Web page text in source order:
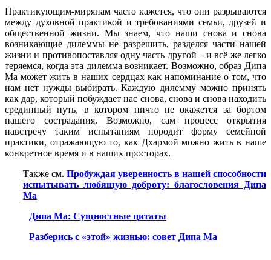
Практикующим-мирянам часто кажется, что они разрываются
между духовной практикой и требованиями семьи, друзей и
общественной жизни. Мы знаем, что наши снова и снова
возникающие дилеммы не разрешить, разделяя части нашей
жизни и противопоставляя одну часть другой – и всё же легко
теряемся, когда эта дилемма возникает. Возможно, образ Дипа
Ма может жить в наших сердцах как напоминание о том, что
нам нет нужды выбирать. Каждую дилемму можно принять
как дар, который побуждает нас снова, снова и снова находить
срединный путь, в котором ничто не окажется за бортом
нашего сострадания. Возможно, сам процесс открытия
навстречу таким испытаниям породит форму семейной
практики, отражающую то, как Дхармой можно жить в наше
конкретное время и в наших просторах.
Также см. Пробуждая уверенность в нашей способности
испытывать любящую доброту: благословения Дипа
Ма
Дипа Ма: Сущностные цитаты
Разберись с «этой» жизнью: совет Дипа Ма